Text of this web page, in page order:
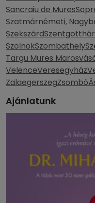
Sancraiu de Mures
Szatmárnémeti,
Szekszárd
SzolnokSzombathely
Targu Mures
VelenceVeresegyház
ZalaegerszegZsombó
Ajánlatunk